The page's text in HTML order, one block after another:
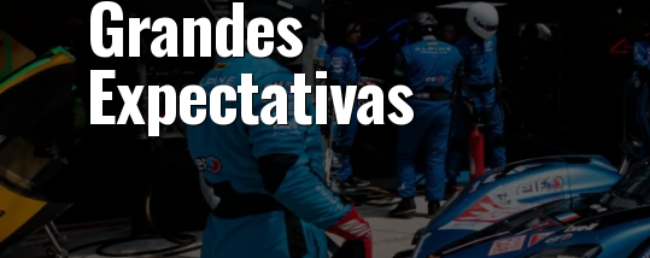
Grandes
Expectativas